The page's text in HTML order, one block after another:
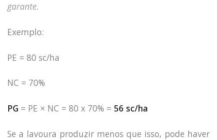
garante.
Exemplo:
PE = 80 sc/ha
NC = 70%
PG = PE × NC = 80 x 70% = 56 sc/ha
Se a lavoura produzir menos que isso, pode haver